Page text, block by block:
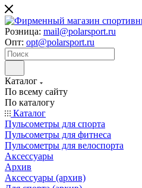
Розница: mail@polarsport.ru
Опт: opt@polarsport.ru
Каталог
По всему сайту
По каталогу
Каталог
Пульсометры для спорта
Пульсометры для фитнеса
Пульсометры для велоспорта
Аксессуары
Архив
Аксессуары (архив)